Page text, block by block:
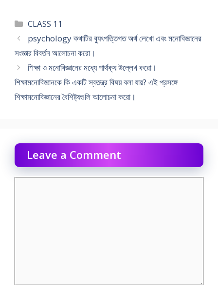
Categories
CLASS 11
psychology কথাটির ব্যুৎপত্তিগত অর্থ লেখাে এবং মনােবিজ্ঞানের
সংজ্ঞার বিবর্তন আলােচনা করাে।
শিক্ষা ও মনােবিজ্ঞানের মধ্যে পার্থক্য উল্লেখ করাে।
শিক্ষামনােবিজ্ঞানকে কি একটি স্বতন্ত্র বিষয় বলা যায়? এই প্রসঙ্গে
শিক্ষামনােবিজ্ঞানের বৈশিষ্ট্যগুলি আলােচনা করাে।
Leave a Comment